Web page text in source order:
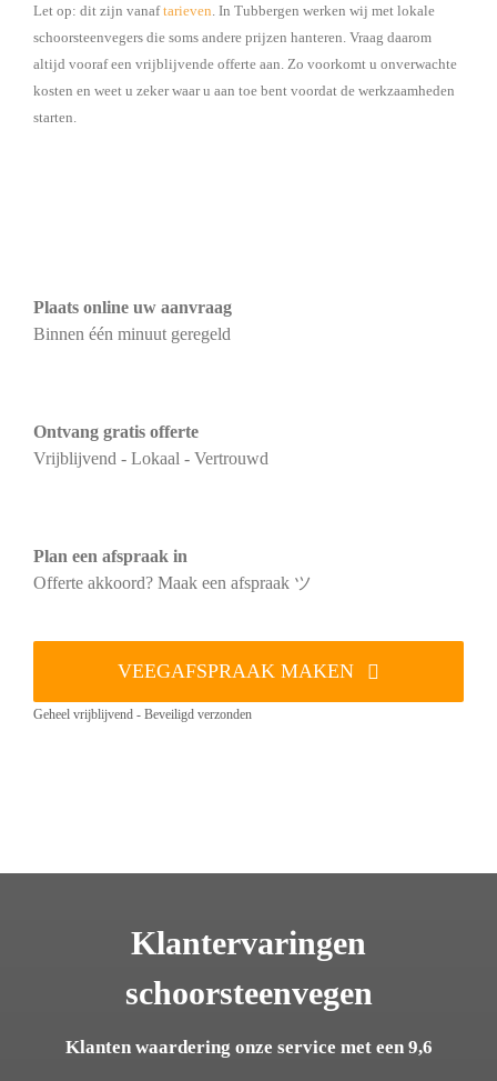
Let op: dit zijn vanaftarieven. In Tubbergen werken wij met lokale
schoorsteenvegers die soms andere prijzen hanteren. Vraag daarom
altijd vooraf een vrijblijvende offerte aan. Zo voorkomt u onverwachte
kosten en weet u zeker waar u aan toe bent voordat de werkzaamheden
starten.
Plaats online uw aanvraag
Binnen één minuut geregeld
Ontvang gratis offerte
Vrijblijvend - Lokaal - Vertrouwd
Plan een afspraak in
Offerte akkoord? Maak een afspraak ツ
VEEGAFSPRAAK MAKEN
Geheel vrijblijvend - Beveiligd verzonden
Klantervaringen
schoorsteenvegen
Klanten waardering onze service met een 9,6